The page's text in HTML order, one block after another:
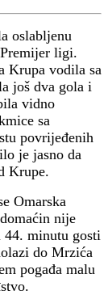
oslabljenu
ligi.
Krupa vodila sa
još dva gola i
vidno
sa
povrijeđenih
je jasno da
Krupe.
Omarska
nije
minutu gosti
do Mrzića
pogađa malu